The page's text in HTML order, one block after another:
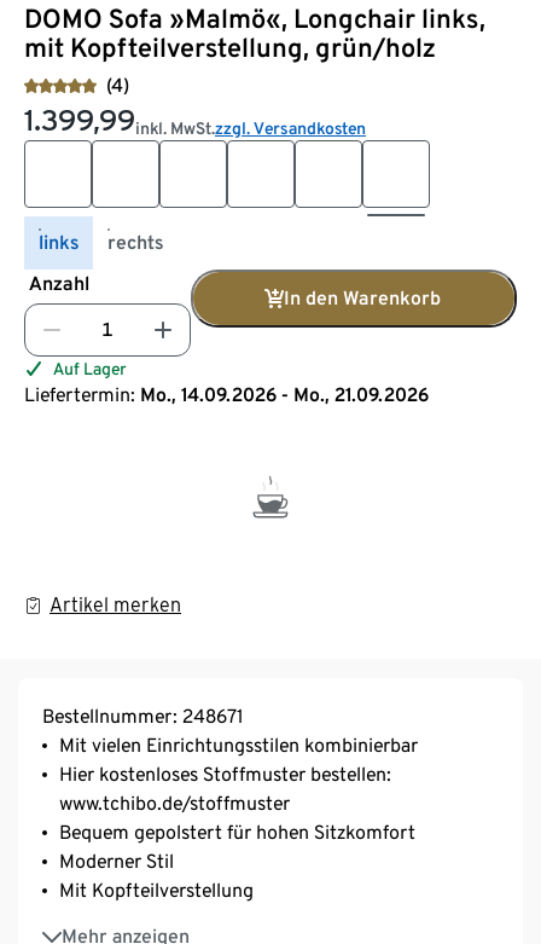
DOMO Sofa »Malmö«, Longchair links,
mit Kopfteilverstellung, grün/holz
(4)
1.399,99inkl. MwSt.zzgl. Versandkosten
links
rechts
Anzahl
In den Warenkorb
Auf Lager
Liefertermin: Mo., 14.09.2026 - Mo., 21.09.2026
Artikel merken
Bestellnummer: 248671
Mit vielen Einrichtungsstilen kombinierbar
Hier kostenloses Stoffmuster bestellen:
www.tchibo.de/stoffmuster
Bequem gepolstert für hohen Sitzkomfort
Moderner Stil
Mit Kopfteilverstellung
Mehr anzeigen
Rückseite komplett bezogen – frei im Raum stellbar